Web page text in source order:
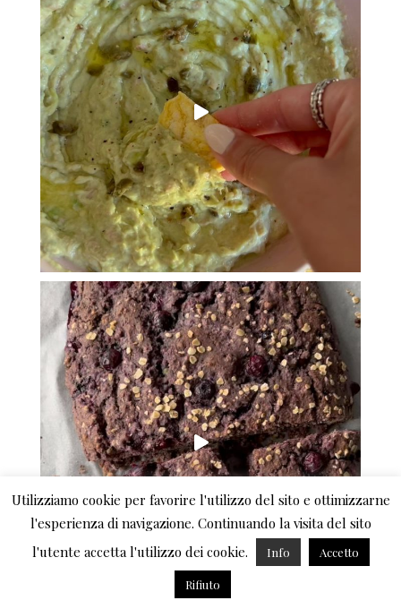
Utilizziamo cookie per favorire l'utilizzo del sito e ottimizzarne
l'esperienza di navigazione. Continuando la visita del sito
l'utente accetta l'utilizzo dei cookie.
Info Accetto
Rifiuto